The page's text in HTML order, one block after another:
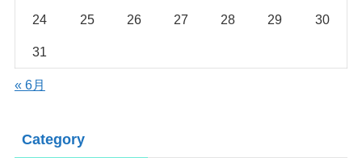
24 25 26 27 28 29 30
31
« 6月
Category